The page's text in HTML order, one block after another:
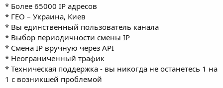
* Более 65000 IP адресов
* ГЕО – Украина, Киев
* Вы единственный пользователь канала
* Выбор периодичности смены IP
* Смена IP вручную через API
* Неограниченный трафик
* Техническая поддержка - вы никогда не останетесь 1 на
1 с возникшей проблемой